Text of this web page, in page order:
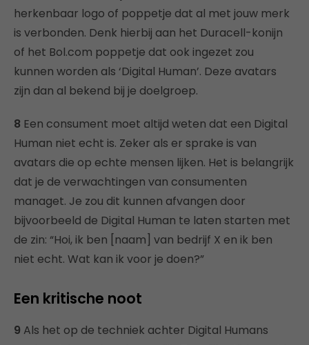
herkenbaar logo of poppetje dat al met jouw merk
is verbonden. Denk hierbij aan het Duracell-konijn
of het Bol.com poppetje dat ook ingezet zou
kunnen worden als ‘Digital Human’. Deze avatars
zijn dan al bekend bij je doelgroep.
8 Een consument moet altijd weten dat een Digital
Human niet echt is. Zeker als er sprake is van
avatars die op echte mensen lijken. Het is belangrijk
dat je de verwachtingen van consumenten
managet. Je zou dit kunnen afvangen door
bijvoorbeeld de Digital Human te laten starten met
de zin: “Hoi, ik ben [naam] van bedrijf X en ik ben
niet echt. Wat kan ik voor je doen?”
Een kritische noot
9 Als het op de techniek achter Digital Humans